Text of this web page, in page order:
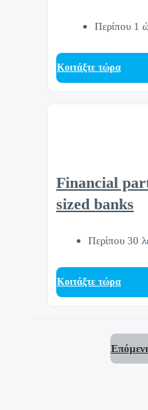
Περίπου 1
Κοιτάξτε τώρα
Financial
sized banks
Περίπου 30
Κοιτάξτε τώρα